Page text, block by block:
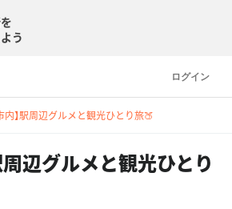
ログイン
う
内】駅周辺グルメと観光ひとり旅🍑
周辺グルメと観光ひとり